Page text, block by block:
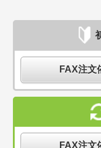
FAX注文
FAX注文